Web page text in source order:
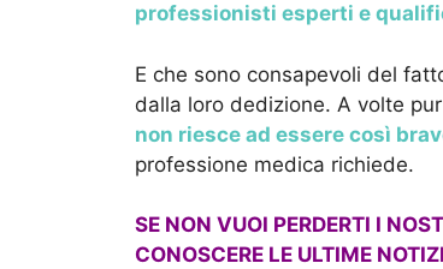
professionisti esperti e
E che sono consapevoli del
dalla loro dedizione. A volte
non riesce ad essere così
professione medica richiede.
SE NON VUOI PERDERTI I
CONOSCERE LE ULTIME